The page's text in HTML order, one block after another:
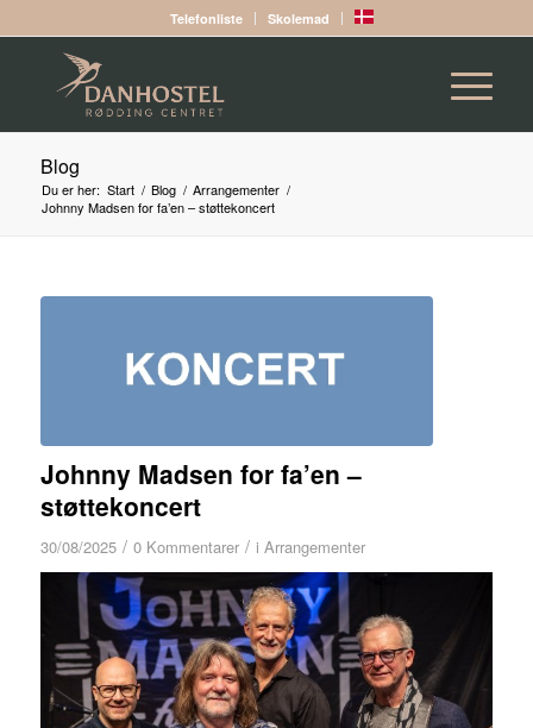
Telefonliste Skolemad
Blog
Du er her: Start / Blog / Arrangementer /
Johnny Madsen for fa’en – støttekoncert
Johnny Madsen for fa’en –
støttekoncert
30/08/2025 / 0 Kommentarer / i Arrangementer